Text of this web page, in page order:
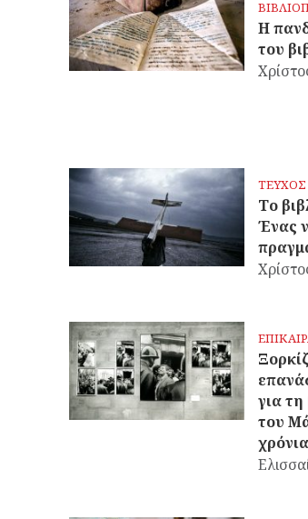
Η
του
ΤΕΥΧΟΣ
Το
Ένας
για
του
χρόνια